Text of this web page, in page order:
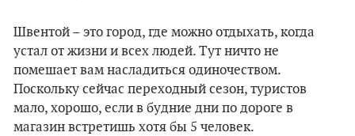
Швентой – это город, где можно отдыхать, когда
устал от жизни и всех людей. Тут ничто не
помешает вам насладиться одиночеством.
Поскольку сейчас переходный сезон, туристов
мало, хорошо, если в будние дни по дороге в
магазин встретишь хотя бы 5 человек.